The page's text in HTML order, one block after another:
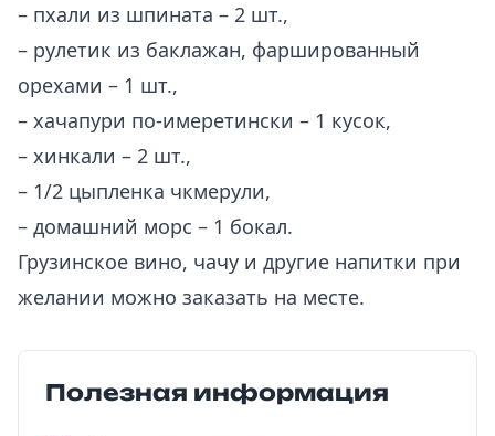
– пхали из шпината – 2 шт.,
– рулетик из баклажан, фаршированный
орехами – 1 шт.,
– хачапури по-имеретински – 1 кусок,
– хинкали – 2 шт.,
– 1/2 цыпленка чкмерули,
– домашний морс – 1 бокал.
Грузинское вино, чачу и другие напитки при
желании можно заказать на месте.
Полезная информация